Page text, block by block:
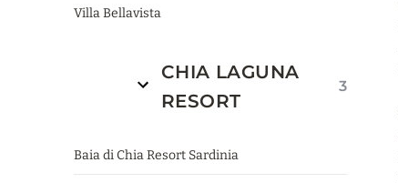
Villa Bellavista
CHIA LAGUNA
RESORT
3
Baia di Chia Resort Sardinia